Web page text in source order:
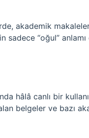
akademik
“oğul” anlamı
hâlâ canlı bir
belgeler ve bazı